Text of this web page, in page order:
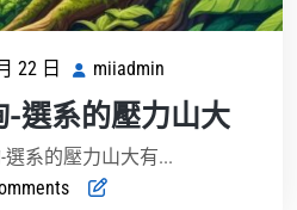
22 日
2024
年
6
月
22
miiadmin
-選系的壓力山大
系的壓力山大有...